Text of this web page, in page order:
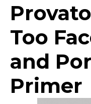
Too
and
Primer